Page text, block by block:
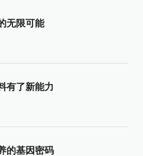
无限可能
有了新能力
的基因密码